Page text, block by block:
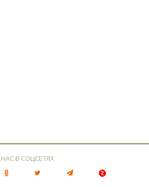
В СОЦСЕТЯХ